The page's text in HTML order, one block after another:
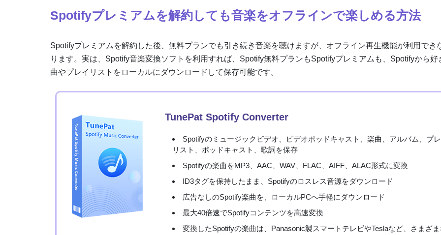
Spotifyプレミアムを解約しても音楽をオフラインで楽しめる方法
Spotifyプレミアムを解約した後、無料プランでも引き続き音楽を聴けますが、オフライン再生機能が利用でき
ります。実は、Spotify音楽変換ソフトを利用すれば、Spotify無料プランもSpotifyプレミアムも、Spotifyから好
曲やプレイリストをローカルにダウンロードして保存可能です。
TunePat Spotify Converter
Spotifyのミュージックビデオ、ビデオポッドキャスト、楽曲、アルバム、プ
リスト、ポッドキャスト、歌詞を保存
Spotifyの楽曲をMP3、AAC、WAV、FLAC、AIFF、ALAC形式に変換
ID3タグを保持したまま、Spotifyのロスレス音源をダウンロード
広告なしのSpotify楽曲を、ローカルPCへ手軽にダウンロード
最大40倍速でSpotifyコンテンツを高速変換
変換したSpotifyの楽曲は、Panasonic製スマートテレビやTeslaなど、さまざま